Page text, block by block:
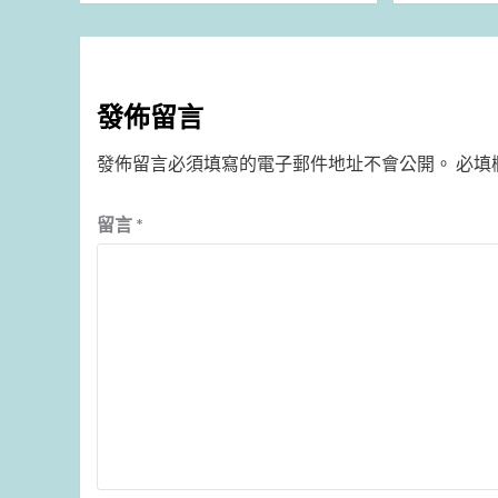
發佈留言
發佈留言必須填寫的電子郵件地址不會公開。 必填
留言 *